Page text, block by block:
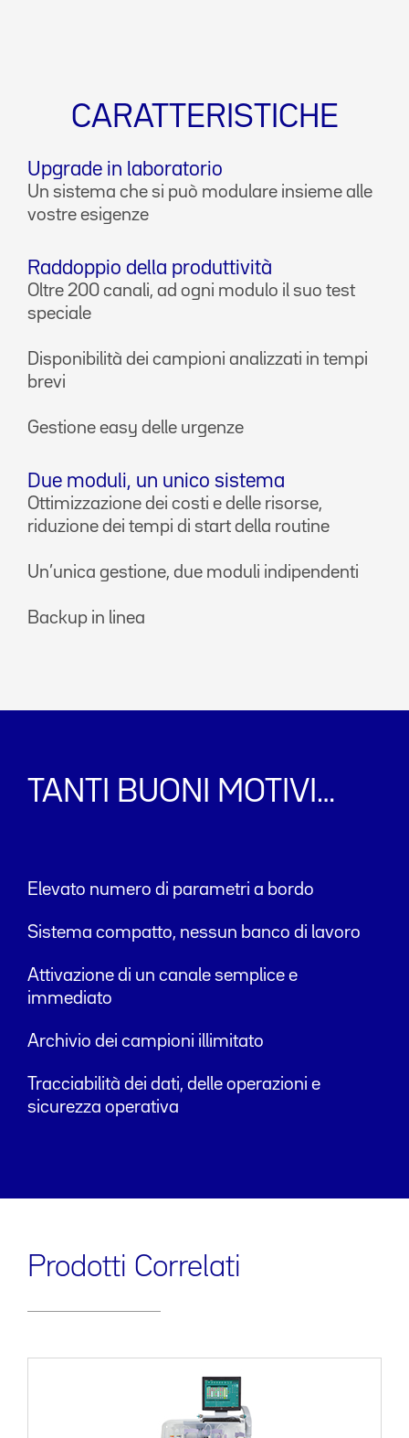
CARATTERISTICHE
Upgrade in laboratorio
Un sistema che si può modulare insieme alle
vostre esigenze
Raddoppio della produttività
Oltre 200 canali, ad ogni modulo il suo test
speciale
Disponibilità dei campioni analizzati in tempi
brevi
Gestione easy delle urgenze
Due moduli, un unico sistema
Ottimizzazione dei costi e delle risorse,
riduzione dei tempi di start della routine
Un’unica gestione, due moduli indipendenti
Backup in linea
TANTI BUONI MOTIVI…
Elevato numero di parametri a bordo
Sistema compatto, nessun banco di lavoro
Attivazione di un canale semplice e
immediato
Archivio dei campioni illimitato
Tracciabilità dei dati, delle operazioni e
sicurezza operativa
Prodotti Correlati